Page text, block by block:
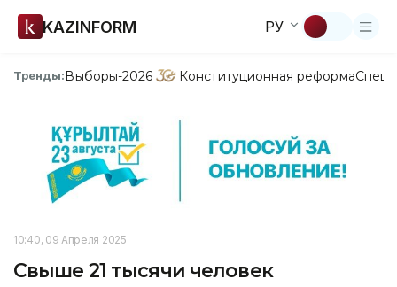
KAZINFORM РУ
Тренды:Выборы-2026 Конституционная реформа
10:40, 09 Апреля 2025
Свыше 21 тысячи человек